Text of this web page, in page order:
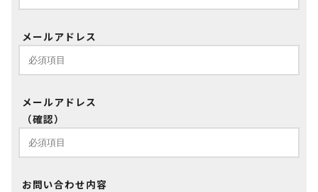
メールアドレス
メールアドレス
（確認）
お問い合わせ内容